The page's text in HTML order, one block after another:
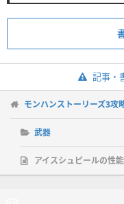
記事・
モンハンストーリーズ3攻
武器
アイスシュピールの性